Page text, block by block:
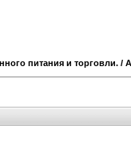
питания и торговли./